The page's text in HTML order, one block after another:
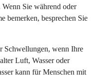
Sie während oder
bemerken, besprechen Sie
Schwellungen, wenn Ihre
Luft, Wasser oder
kann für Menschen mit